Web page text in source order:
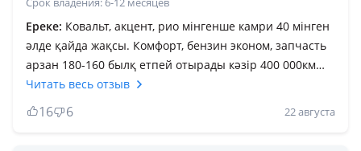
Ереке: Ковальт, акцент, рио мінгенше камри 40 мінген
әлде қайда жақсы. Комфорт, бензин эконом, запчасть
арзан 180-160 былқ етпей отырады кәзір 400 000км
пробег жүріп тастады. Бүкіл функция істеп тұр әлі,
менікі европеец ещё люк бар, бұл сирек кездесетін
комплетация. Ешқандай американец переделка емес.
Читать весь отзыв
16 6 22 августа